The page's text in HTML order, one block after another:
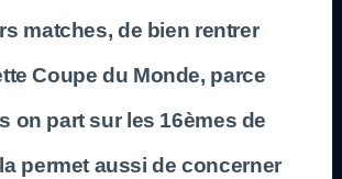
matches, de bien rentrer
Coupe du Monde, parce
on part sur les 16èmes de
permet aussi de concerner